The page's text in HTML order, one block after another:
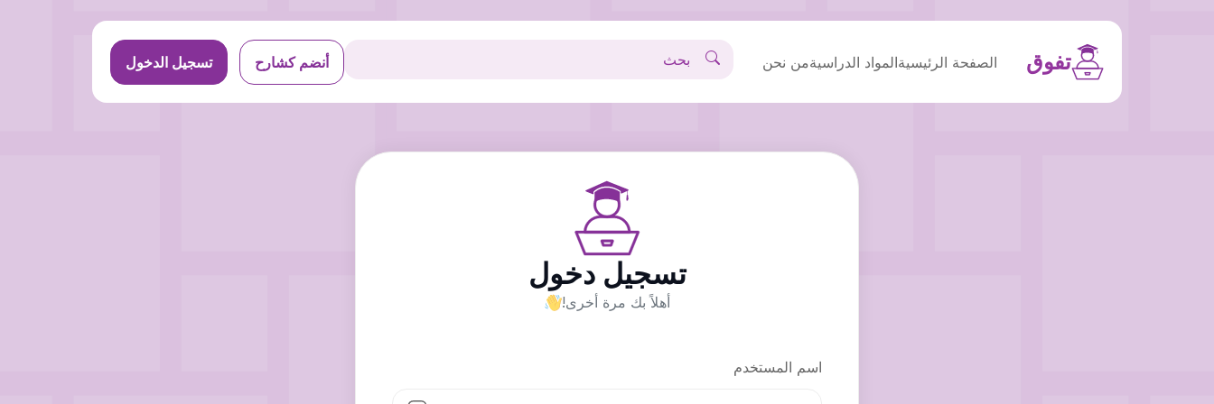
تفوق الصفحة الرئيسيةالمواد الدراسيةمن نحن أنضم كشارح تسجيل الدخول
تسجيل دخول
أهلاً بك مرة أخرى!
اسم المستخدم